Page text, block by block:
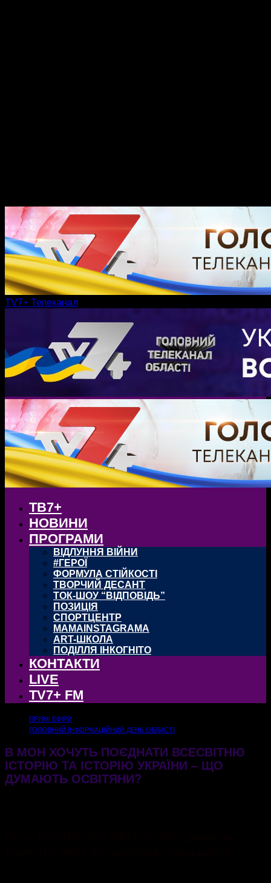
TV7+ Телеканал
ТВ7+
НОВИНИ
ПРОГРАМИ
ВІДЛУННЯ ВІЙНИ
#ГЕРОЇ
ФОРМУЛА СТІЙКОСТІ
ТВОРЧИЙ ДЕСАНТ
ТОК-ШОУ “ВІДПОВІДЬ”
ПОЗИЦІЯ
СПОРТЦЕНТР
MAMAINSTAGRAMA
ART-ШКОЛА
ПОДІЛЛЯ ІНКОГНІТО
КОНТАКТИ
LIVE
TV7+ FM
ПРЯМІ ЕФІРИ
ГОЛОВНИЙ ІНФОРМАЦІЙНИЙ ДЕНЬ ОБЛАСТІ
В МОН ХОЧУТЬ ПОЄДНАТИ ВСЕСВІТНЮ
ІСТОРІЮ ТА ІСТОРІЮ УКРАЇНИ – ЩО
ДУМАЮТЬ ОСВІТЯНИ?